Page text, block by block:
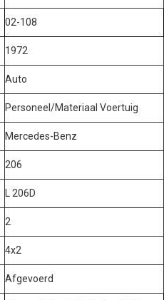
02-108
1972
Auto
Personeel/Materiaal Voertuig
Mercedes-Benz
206
L 206D
2
4x2
Afgevoerd